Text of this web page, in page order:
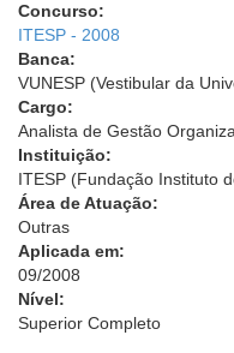
Concurso:
ITESP - 2008
Banca:
VUNESP (Vestibular da
Cargo:
Analista de Gestão
Instituição:
ITESP (Fundação Instituto
Área de Atuação:
Outras
Aplicada em:
09/2008
Nível:
Superior Completo